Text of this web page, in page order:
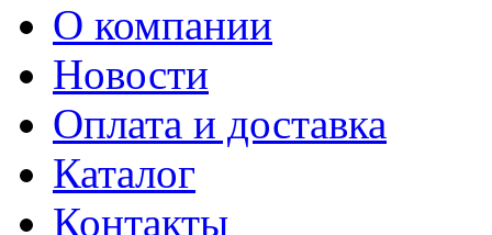
О компании
Новости
Оплата и доставка
Каталог
Контакты